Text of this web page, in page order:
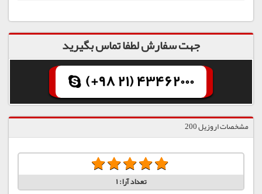
جهت سفارش لطفا تماس بگیرید
(+98 21) 43462000
مشخصات اروزیل 200
تعداد آرا:1